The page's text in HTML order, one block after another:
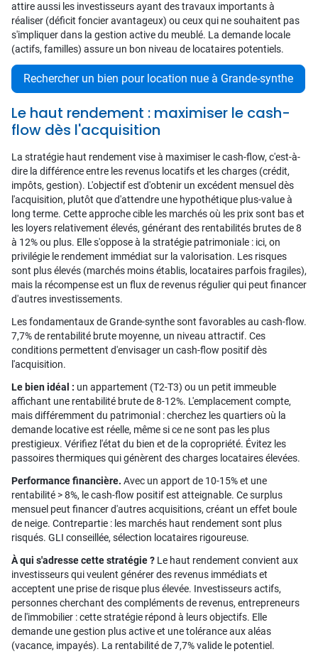
attire aussi les investisseurs ayant des travaux importants à
réaliser (déficit foncier avantageux) ou ceux qui ne souhaitent pas
s'impliquer dans la gestion active du meublé. La demande locale
(actifs, familles) assure un bon niveau de locataires potentiels.
Rechercher un bien pour location nue à Grande-synthe
Le haut rendement : maximiser le cash-
flow dès l'acquisition
La stratégie haut rendement vise à maximiser le cash-flow, c'est-à-
dire la différence entre les revenus locatifs et les charges (crédit,
impôts, gestion). L'objectif est d'obtenir un excédent mensuel dès
l'acquisition, plutôt que d'attendre une hypothétique plus-value à
long terme. Cette approche cible les marchés où les prix sont bas et
les loyers relativement élevés, générant des rentabilités brutes de 8
à 12% ou plus. Elle s'oppose à la stratégie patrimoniale : ici, on
privilégie le rendement immédiat sur la valorisation. Les risques
sont plus élevés (marchés moins établis, locataires parfois fragiles),
mais la récompense est un flux de revenus régulier qui peut financer
d'autres investissements.
Les fondamentaux de Grande-synthe sont favorables au cash-flow.
7,7% de rentabilité brute moyenne, un niveau attractif. Ces
conditions permettent d'envisager un cash-flow positif dès
l'acquisition.
Le bien idéal : un appartement (T2-T3) ou un petit immeuble
affichant une rentabilité brute de 8-12%. L'emplacement compte,
mais différemment du patrimonial : cherchez les quartiers où la
demande locative est réelle, même si ce ne sont pas les plus
prestigieux. Vérifiez l'état du bien et de la copropriété. Évitez les
passoires thermiques qui génèrent des charges locataires élevées.
Performance financière. Avec un apport de 10-15% et une
rentabilité > 8%, le cash-flow positif est atteignable. Ce surplus
mensuel peut financer d'autres acquisitions, créant un effet boule
de neige. Contrepartie : les marchés haut rendement sont plus
risqués. GLI conseillée, sélection locataires rigoureuse.
À qui s'adresse cette stratégie ? Le haut rendement convient aux
investisseurs qui veulent générer des revenus immédiats et
acceptent une prise de risque plus élevée. Investisseurs actifs,
personnes cherchant des compléments de revenus, entrepreneurs
de l'immobilier : cette stratégie répond à leurs objectifs. Elle
demande une gestion plus active et une tolérance aux aléas
(vacance, impayés). La rentabilité de 7,7% valide le potentiel.